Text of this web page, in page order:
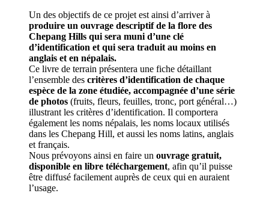
Un des objectifs de ce projet est ainsi d’arriver à
produire un ouvrage descriptif de la flore des
Chepang Hills qui sera muni d’une clé
d’identification et qui sera traduit au moins en
anglais et en népalais.
Ce livre de terrain présentera une fiche détaillant
l’ensemble des critères d’identification de chaque
espèce de la zone étudiée, accompagnée d’une série
de photos (fruits, fleurs, feuilles, tronc, port général…)
illustrant les critères d’identification. Il comportera
également les noms népalais, les noms locaux utilisés
dans les Chepang Hill, et aussi les noms latins, anglais
et français.
Nous prévoyons ainsi en faire un ouvrage gratuit,
disponible en libre téléchargement, afin qu’il puisse
être diffusé facilement auprès de ceux qui en auraient
l’usage.